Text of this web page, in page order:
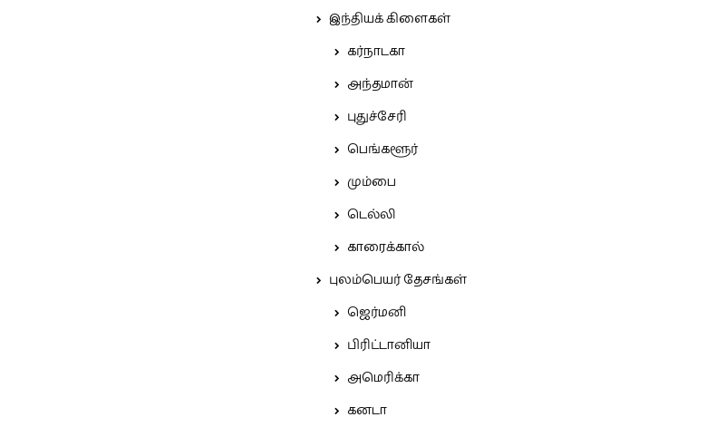
இந்தியக் கிளைகள்
கர்நாடகா
அந்தமான்
புதுச்சேரி
பெங்களூர்
மும்பை
டெல்லி
காரைக்கால்
புலம்பெயர் தேசங்கள்
ஜெர்மனி
பிரிட்டானியா
அமெரிக்கா
கனடா